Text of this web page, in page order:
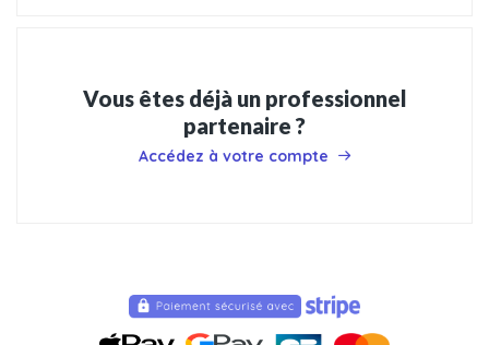
Vous êtes déjà un professionnel
partenaire ?
Accédez à votre compte